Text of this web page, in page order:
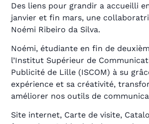
Des liens pour grandir a accueilli
janvier et fin mars, une
Noémi Ribeiro da Silva.
Noémi, étudiante en fin de
l’Institut Supérieur de
Publicité de Lille (ISCOM) à su
expérience et sa créativité,
améliorer nos outils de
Site internet, Carte de visite,